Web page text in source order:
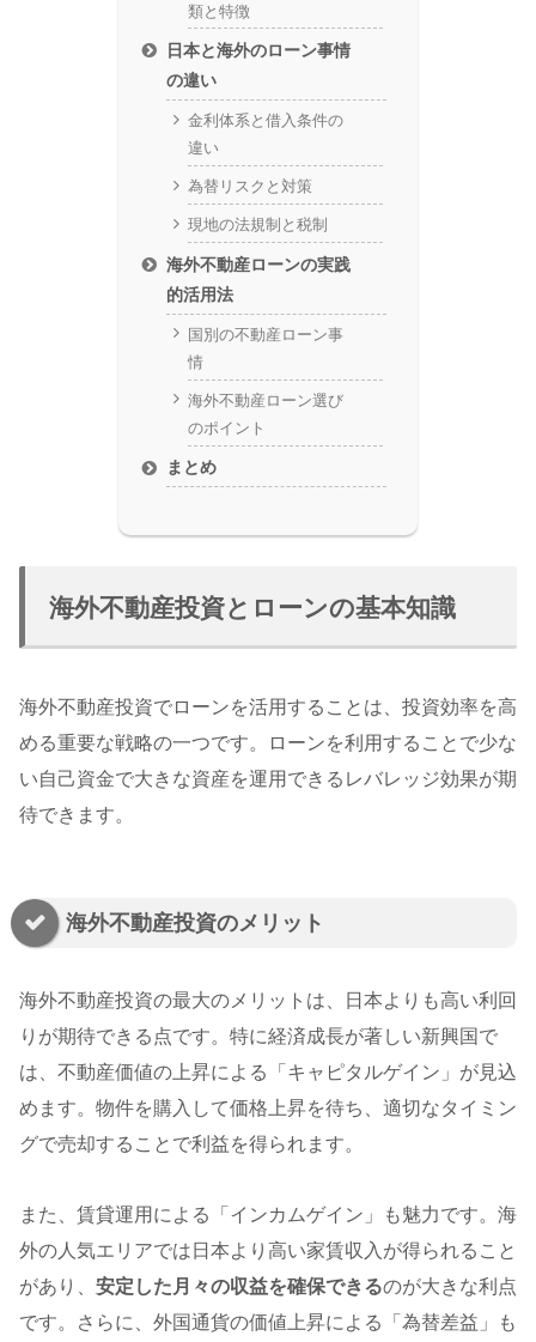
類と特徴
日本と海外のローン事情
の違い
金利体系と借入条件の
違い
為替リスクと対策
現地の法規制と税制
海外不動産ローンの実践
的活用法
国別の不動産ローン事
情
海外不動産ローン選び
のポイント
まとめ
海外不動産投資とローンの基本知識
海外不動産投資でローンを活用することは、投資効率を高
める重要な戦略の一つです。ローンを利用することで少な
い自己資金で大きな資産を運用できるレバレッジ効果が期
待できます。
海外不動産投資のメリット
海外不動産投資の最大のメリットは、日本よりも高い利回
りが期待できる点です。特に経済成長が著しい新興国で
は、不動産価値の上昇による「キャピタルゲイン」が見込
めます。物件を購入して価格上昇を待ち、適切なタイミン
グで売却することで利益を得られます。
また、賃貸運用による「インカムゲイン」も魅力です。海
外の人気エリアでは日本より高い家賃収入が得られること
があり、 安定した月々の収益を確保できるのが大きな利点
です。さらに、外国通貨の価値上昇による「為替差益」も